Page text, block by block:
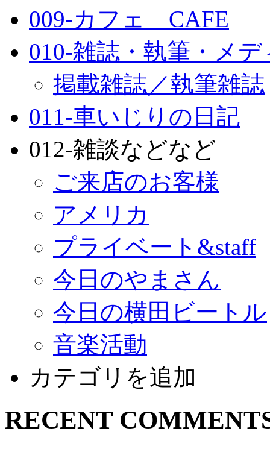
009-カフェ CAFE
010-雑誌・執筆・メ
掲載雑誌／執筆雑誌
011-車いじりの日記
012-雑談などなど
ご来店のお客様
アメリカ
プライベート&staff
今日のやまさん
今日の横田ビートル
音楽活動
カテゴリを追加
RECENT